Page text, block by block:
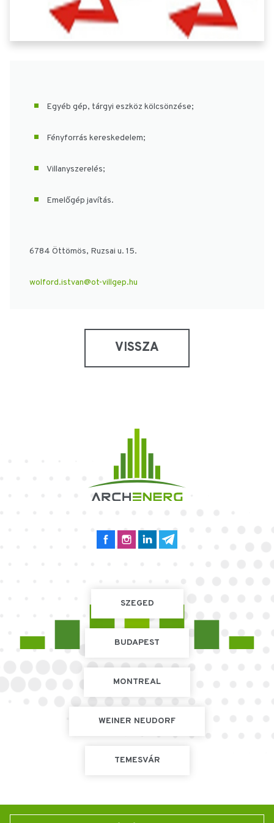
Egyéb gép, tárgyi eszköz kölcsönzése;
Fényforrás kereskedelem;
Villanyszerelés;
Emelőgép javítás.
6784 Öttömös, Ruzsai u. 15.
wolford.istvan@ot-villgep.hu
VISSZA
SZEGED
BUDAPEST
MONTREAL
WEINER NEUDORF
TEMESVÁR